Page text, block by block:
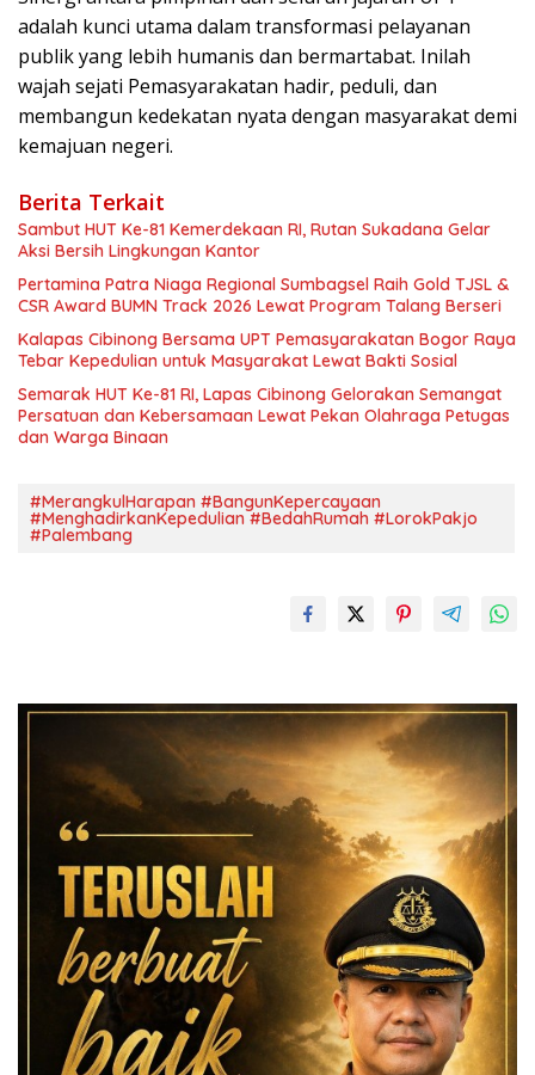
adalah kunci utama dalam transformasi pelayanan
publik yang lebih humanis dan bermartabat. Inilah
wajah sejati Pemasyarakatan hadir, peduli, dan
membangun kedekatan nyata dengan masyarakat demi
kemajuan negeri.
Berita Terkait
Sambut HUT Ke-81 Kemerdekaan RI, Rutan Sukadana Gelar
Aksi Bersih Lingkungan Kantor
Pertamina Patra Niaga Regional Sumbagsel Raih Gold TJSL &
CSR Award BUMN Track 2026 Lewat Program Talang Berseri
Kalapas Cibinong Bersama UPT Pemasyarakatan Bogor Raya
Tebar Kepedulian untuk Masyarakat Lewat Bakti Sosial
Semarak HUT Ke-81 RI, Lapas Cibinong Gelorakan Semangat
Persatuan dan Kebersamaan Lewat Pekan Olahraga Petugas
dan Warga Binaan
#MerangkulHarapan #BangunKepercayaan
#MenghadirkanKepedulian #BedahRumah #LorokPakjo
#Palembang